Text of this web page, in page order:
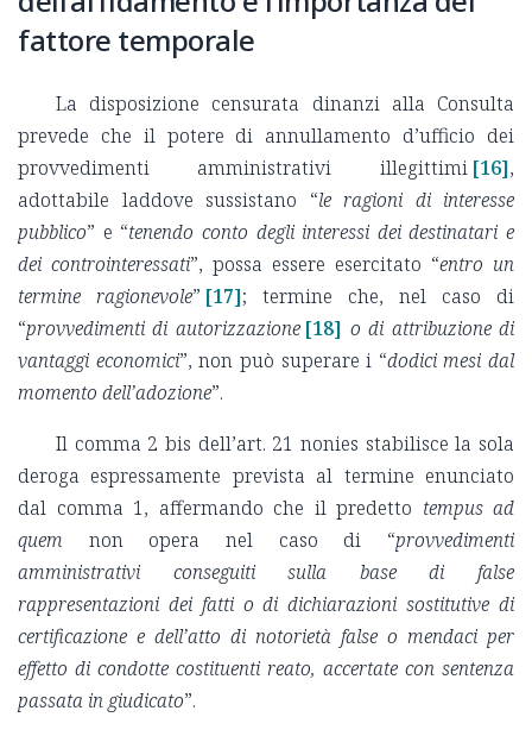
fattore temporale
La disposizione censurata dinanzi alla Consulta
prevede che il potere di annullamento d’ufficio dei
provvedimenti amministrativi illegittimi [16],
adottabile laddove sussistano “le ragioni di interesse
pubblico” e “tenendo conto degli interessi dei destinatari e
dei controinteressati”, possa essere esercitato “entro un
termine ragionevole” [17]; termine che, nel caso di
“provvedimenti di autorizzazione [18] o di attribuzione di
vantaggi economici”, non può superare i “dodici mesi dal
momento dell’adozione”.
Il comma 2 bis dell’art. 21 nonies stabilisce la sola
deroga espressamente prevista al termine enunciato
dal comma 1, affermando che il predetto tempus ad
quem non opera nel caso di “provvedimenti
amministrativi conseguiti sulla base di false
rappresentazioni dei fatti o di dichiarazioni sostitutive di
certificazione e dell’atto di notorietà false o mendaci per
effetto di condotte costituenti reato, accertate con sentenza
passata in giudicato”.